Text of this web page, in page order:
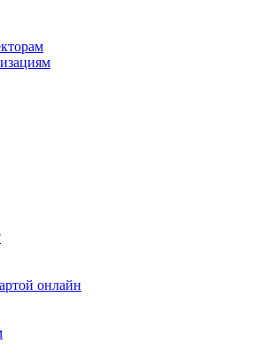
онлайн